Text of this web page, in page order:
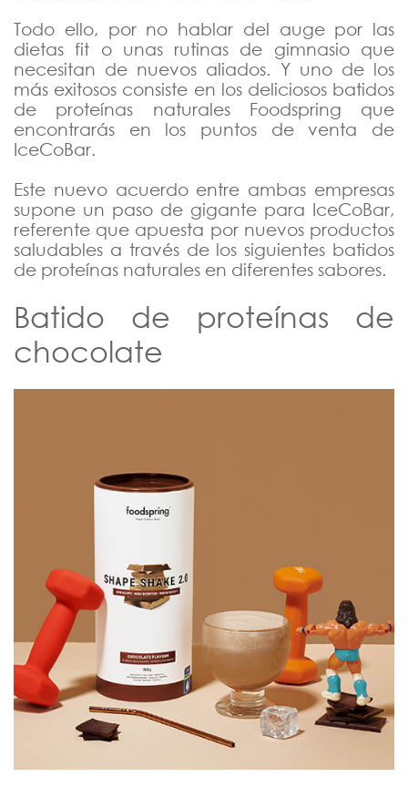
Todo ello, por no hablar del auge por las
dietas fit o unas rutinas de gimnasio que
necesitan de nuevos aliados. Y uno de los
más exitosos consiste en los deliciosos batidos
de proteínas naturales Foodspring que
encontrarás en los puntos de venta de
IceCoBar.
Este nuevo acuerdo entre ambas empresas
supone un paso de gigante para IceCoBar,
referente que apuesta por nuevos productos
saludables a través de los siguientes batidos
de proteínas naturales en diferentes sabores.
Batido de proteínas de
chocolate